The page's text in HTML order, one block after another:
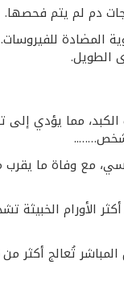
دم لم يتم فحصها.
المضادة
الطويل.
مما يؤدي
الأورام